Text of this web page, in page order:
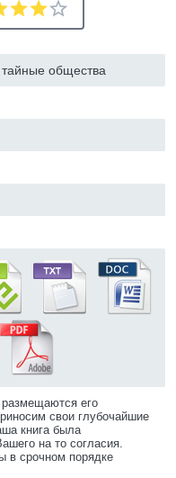
общества
размещаются его
свои глубочайшие
книга была
на то согласия.
в срочном порядке